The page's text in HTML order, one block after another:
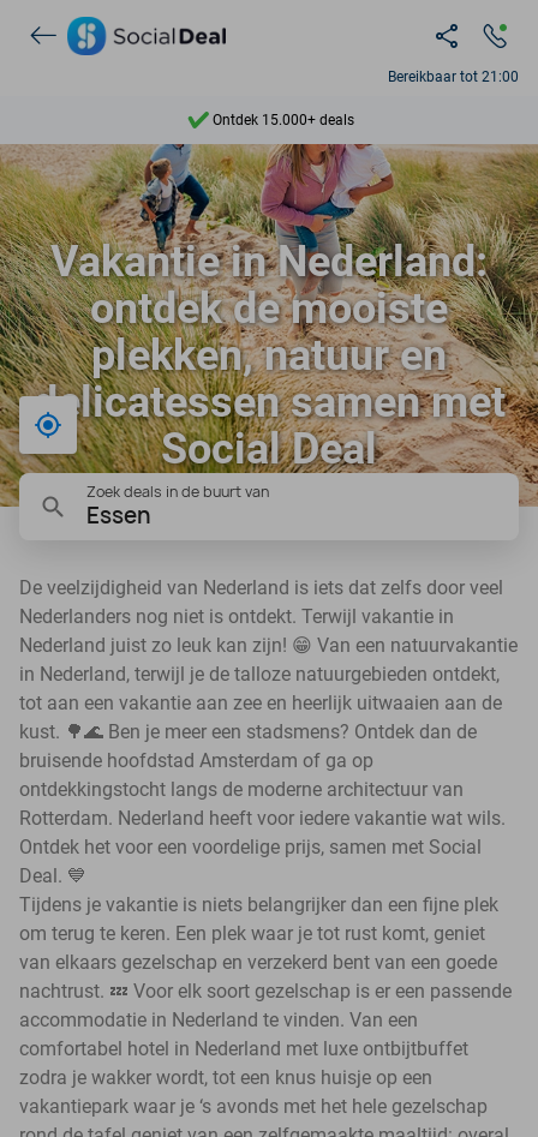
Bereikbaar tot 21:00
Ontdek 15.000+ deals
7 dagen per week beschikbaar
10+ miljoen leden
9,4
Ontdek 15.000+ deals
Vakantie in Nederland:
ontdek de mooiste
plekken, natuur en
delicatessen samen met
Social Deal
Bij mij in de buurt
Zoek deals in de buurt van
Essen
De veelzijdigheid van Nederland is iets dat zelfs door veel
Nederlanders nog niet is ontdekt. Terwijl vakantie in
Nederland juist zo leuk kan zijn! 😁 Van een natuurvakantie
in Nederland, terwijl je de talloze natuurgebieden ontdekt,
tot aan een vakantie aan zee en heerlijk uitwaaien aan de
kust. 🌳🌊 Ben je meer een stadsmens? Ontdek dan de
bruisende hoofdstad Amsterdam of ga op
ontdekkingstocht langs de moderne architectuur van
Rotterdam. Nederland heeft voor iedere vakantie wat wils.
Ontdek het voor een voordelige prijs, samen met Social
Deal. 💙
Tijdens je vakantie is niets belangrijker dan een fijne plek
om terug te keren. Een plek waar je tot rust komt, geniet
van elkaars gezelschap en verzekerd bent van een goede
nachtrust. 💤 Voor elk soort gezelschap is er een passende
accommodatie in Nederland te vinden. Van een
comfortabel hotel in Nederland met luxe ontbijtbuffet
zodra je wakker wordt, tot een knus huisje op een
vakantiepark waar je ‘s avonds met het hele gezelschap